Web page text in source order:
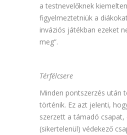
a testnevelőknek
figyelmeztetniük a
inváziós játékban ezeket
meg”.
Térfélcsere
Minden pontszerzés után
történik. Ez azt jelenti,
szerzett a támadó
(sikertelenül) védekező